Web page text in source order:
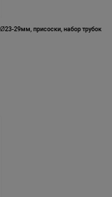
29мм, присоски, набор трубок